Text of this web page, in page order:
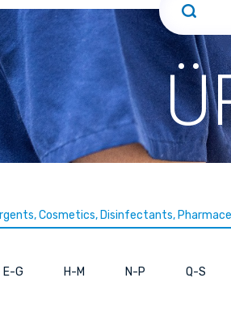
Cosmetics, Disinfectants,
E-G H-M N-P Q-S